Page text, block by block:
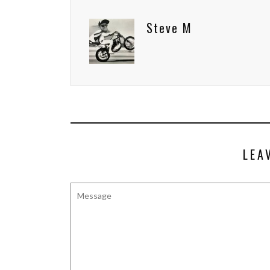
Steve M